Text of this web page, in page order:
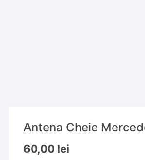
Antena Cheie
60,00 lei